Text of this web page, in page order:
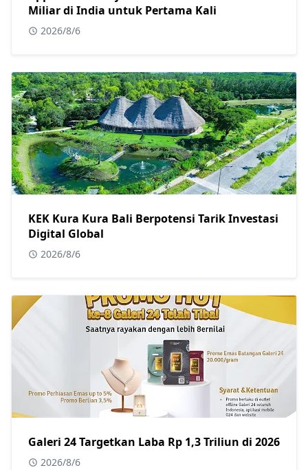
Miliar di India untuk Pertama Kali
2026/8/6
KEK Kura Kura Bali Berpotensi Tarik Investasi
Digital Global
2026/8/6
Galeri 24 Targetkan Laba Rp 1,3 Triliun di 2026
2026/8/6